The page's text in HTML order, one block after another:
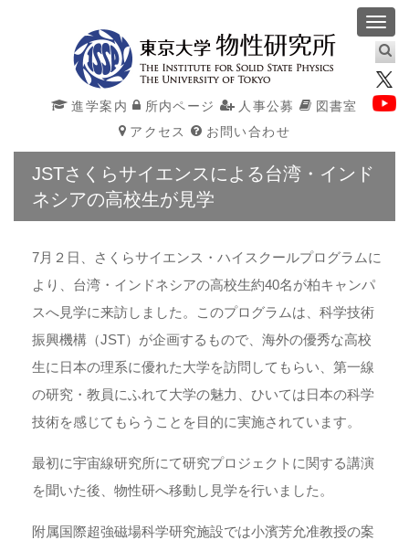
進学案内 所内ページ 人事公募
図書室
アクセス
お問い合わせ
JSTさくらサイエンスによる台湾・インド
ネシアの高校生が見学
7月２日、さくらサイエンス・ハイスクールプログラムに
より、台湾・インドネシアの高校生約40名が柏キャンパ
スへ見学に来訪しました。このプログラムは、科学技術
振興機構（JST）が企画するもので、海外の優秀な高校
生に日本の理系に優れた大学を訪問してもらい、第一線
の研究・教員にふれて大学の魅力、ひいては日本の科学
技術を感じてもらうことを目的に実施されています。
最初に宇宙線研究所にて研究プロジェクトに関する講演
を聞いた後、物性研へ移動し見学を行いました。
附属国際超強磁場科学研究施設では小濱芳允准教授の案